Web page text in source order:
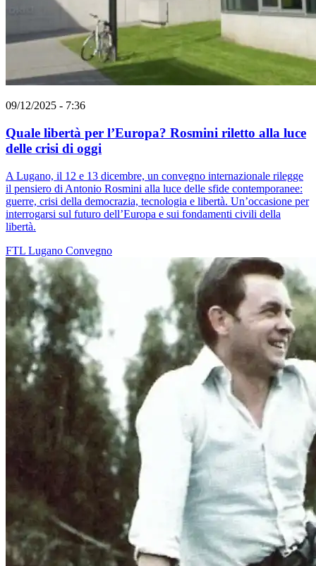
09/12/2025 - 7:36
Quale libertà per l’Europa? Rosmini riletto alla luce
delle crisi di oggi
A Lugano, il 12 e 13 dicembre, un convegno internazionale rilegge
il pensiero di Antonio Rosmini alla luce delle sfide contemporanee:
guerre, crisi della democrazia, tecnologia e libertà. Un’occasione per
interrogarsi sul futuro dell’Europa e sui fondamenti civili della
libertà.
FTL Lugano Convegno